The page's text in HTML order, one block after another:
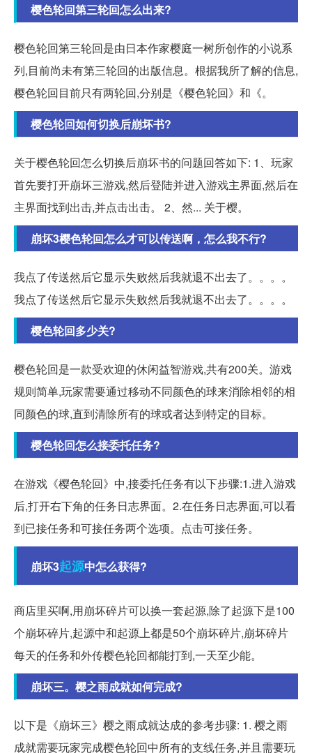
樱色轮回第三轮回怎么出来?
樱色轮回第三轮回是由日本作家樱庭一树所创作的小说系
列,目前尚未有第三轮回的出版信息。根据我所了解的信息,
樱色轮回目前只有两轮回,分别是《樱色轮回》和《。
樱色轮回如何切换后崩坏书?
关于樱色轮回怎么切换后崩坏书的问题回答如下: 1、玩家
首先要打开崩坏三游戏,然后登陆并进入游戏主界面,然后在
主界面找到出击,并点击出击。 2、然... 关于樱。
崩坏3樱色轮回怎么才可以传送啊，怎么我不行?
我点了传送然后它显示失败然后我就退不出去了。。。。
我点了传送然后它显示失败然后我就退不出去了。。。。
樱色轮回多少关?
樱色轮回是一款受欢迎的休闲益智游戏,共有200关。游戏
规则简单,玩家需要通过移动不同颜色的球来消除相邻的相
同颜色的球,直到清除所有的球或者达到特定的目标。
樱色轮回怎么接委托任务?
在游戏《樱色轮回》中,接委托任务有以下步骤:1.进入游戏
后,打开右下角的任务日志界面。2.在任务日志界面,可以看
到已接任务和可接任务两个选项。点击可接任务。
崩坏3起源中怎么获得?
商店里买啊,用崩坏碎片可以换一套起源,除了起源下是100
个崩坏碎片,起源中和起源上都是50个崩坏碎片,崩坏碎片
每天的任务和外传樱色轮回都能打到,一天至少能。
崩坏三。樱之雨成就如何完成?
以下是《崩坏三》樱之雨成就达成的参考步骤: 1. 樱之雨
成就需要玩家完成樱色轮回中所有的支线任务,并且需要玩